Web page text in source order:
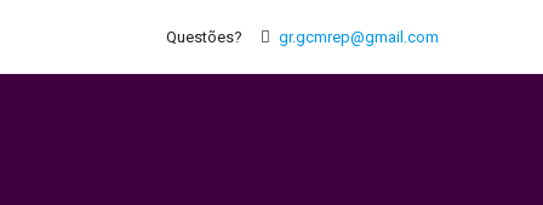
Questões? gr.gcmrep@gmail.com